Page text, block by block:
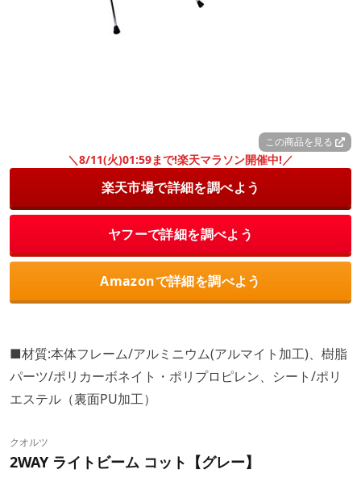
この商品を見る
＼8/11(火)01:59まで!楽天マラソン開催中!／
楽天市場で詳細を調べよう
ヤフーで詳細を調べよう
Amazonで詳細を調べよう
■材質:本体フレーム/アルミニウム(アルマイト加工)、樹脂
パーツ/ポリカーボネイト・ポリプロピレン、シート/ポリ
エステル（裏面PU加工）
クオルツ
2WAY ライトビーム コット【グレー】